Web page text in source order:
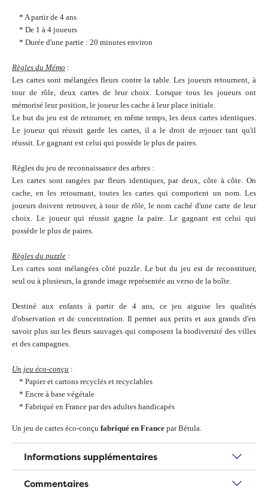
* A partir de 4 ans
* De 1 à 4 joueurs
* Durée d'une partie : 20 minutes environ
Règles du Mémo :
Les cartes sont mélangées fleurs contre la table. Les joueurs retournent, à
tour de rôle, deux cartes de leur choix. Lorsque tous les joueurs ont
mémorisé leur position, le joueur les cache à leur place initiale.
Le but du jeu est de retourner, en même temps, les deux cartes identiques.
Le joueur qui réussit garde les cartes, il a le droit de rejouer tant qu'il
réussit. Le gagnant est celui qui possède le plus de paires.
Règles du jeu de reconnaissance des arbres :
Les cartes sont rangées par fleurs identiques, par deux, côte à côte. On
cache, en les retournant, toutes les cartes qui comportent un nom. Les
joueurs doivent retrouver, à tour de rôle, le nom caché d'une carte de leur
choix. Le joueur qui réussit gagne la paire. Le gagnant est celui qui
possède le plus de paires.
Règles du puzzle :
Les cartes sont mélangées côté puzzle. Le but du jeu est de reconstituer,
seul ou à plusieurs, la grande image représentée au verso de la boîte.
Destiné aux enfants à partir de 4 ans, ce jeu aiguise les qualités
d'observation et de concentration. Il permet aux petits et aux grands d'en
savoir plus sur les fleurs sauvages qui composent la biodiversité des villes
et des campagnes.
Un jeu éco-conçu :
* Papier et cartons recyclés et recyclables
* Encre à base végétale
* Fabriqué en France par des adultes handicapés
Un jeu de cartes éco-conçu fabriqué en France par Bétula.
Informations supplémentaires
Commentaires